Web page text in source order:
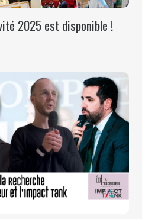
2025 est disponible !